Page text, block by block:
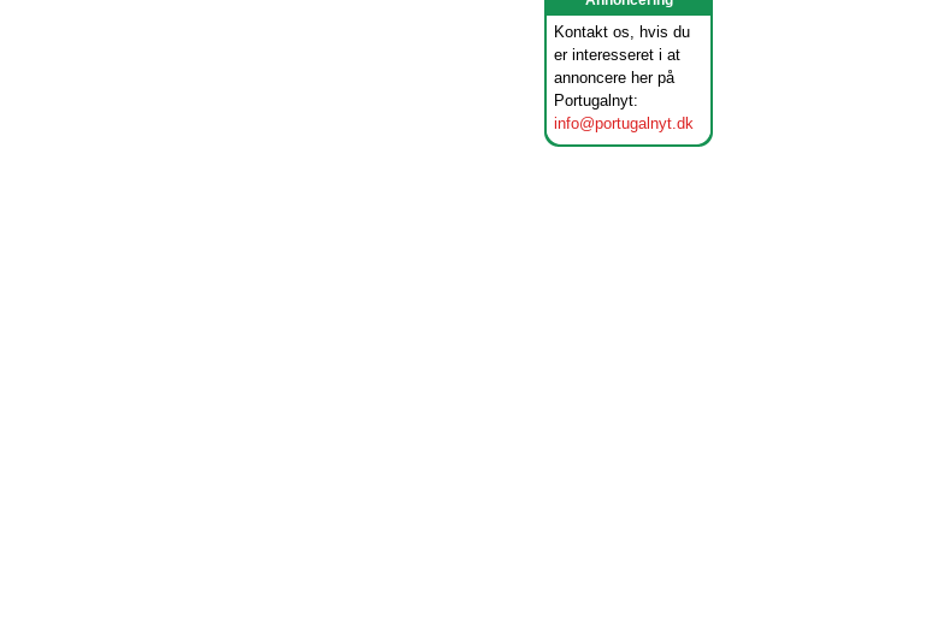
Kontakt os, hvis du
er interesseret i at
annoncere her på
Portugalnyt:
info@portugalnyt.dk